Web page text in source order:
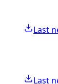
Last
Last